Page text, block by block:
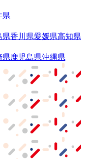
県
県香川県愛媛県高知県
県鹿児島県沖縄県